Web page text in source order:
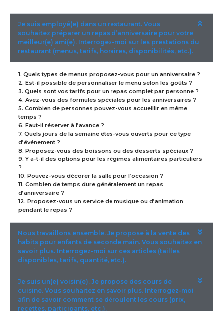
Je suis employé(e) dans un restaurant. Vous
souhaitez préparer un repas d’anniversaire pour votre
meilleur(e) ami(e). Interrogez-moi sur les prestations du
restaurant (menus, tarifs, horaires, disponibilités, etc.).
1. Quels types de menus proposez-vous pour un anniversaire ?
2. Est-il possible de personnaliser le menu selon les goûts ?
3. Quels sont vos tarifs pour un repas complet par personne ?
4. Avez-vous des formules spéciales pour les anniversaires ?
5. Combien de personnes pouvez-vous accueillir en même
temps ?
6. Faut-il réserver à l’avance ?
7. Quels jours de la semaine êtes-vous ouverts pour ce type
d’événement ?
8. Proposez-vous des boissons ou des desserts spéciaux ?
9. Y a-t-il des options pour les régimes alimentaires particuliers
?
10. Pouvez-vous décorer la salle pour l’occasion ?
11. Combien de temps dure généralement un repas
d’anniversaire ?
12. Proposez-vous un service de musique ou d’animation
pendant le repas ?
Nous travaillons ensemble. Je propose à la vente des
habits pour enfants de seconde main. Vous souhaitez en
savoir plus. Interrogez-moi sur ces articles (tailles
disponibles, tarifs, quantité, etc.).
Je suis un(e) voisin(e). Je propose des cours de
cuisine. Vous souhaitez en savoir plus. Interrogez-moi
afin de savoir comment se déroulent les cours (prix,
recettes, participants, etc.).